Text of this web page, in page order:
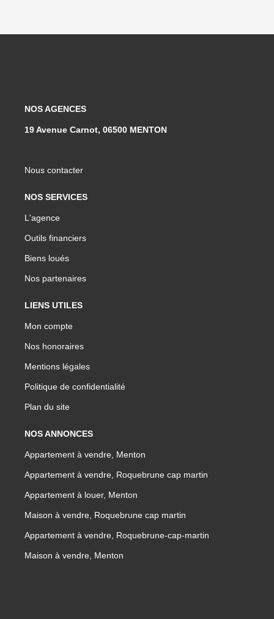
NOS AGENCES
19 Avenue Carnot, 06500 MENTON
Nous contacter
NOS SERVICES
L'agence
Outils financiers
Biens loués
Nos partenaires
LIENS UTILES
Mon compte
Nos honoraires
Mentions légales
Politique de confidentialité
Plan du site
NOS ANNONCES
Appartement à vendre, Menton
Appartement à vendre, Roquebrune cap martin
Appartement à louer, Menton
Maison à vendre, Roquebrune cap martin
Appartement à vendre, Roquebrune-cap-martin
Maison à vendre, Menton